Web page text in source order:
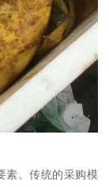
素。传统的采购模